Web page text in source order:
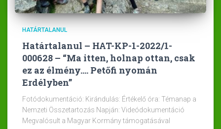
HATÁRTALANUL
Határtalanul – HAT-KP-1-2022/1-
000628 – “Ma itten, holnap ottan, csak
ez az élmény…. Petőfi nyomán
Erdélyben”
Fotódokumentáció: Kirándulás: Értékelő óra: Témanap a
Nemzeti Összetartozás Napján: Videódokumentáció
Megvalósult a Magyar Kormány támogatásával